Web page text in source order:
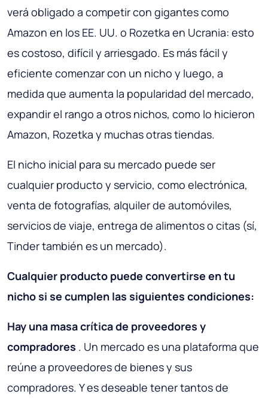
verá obligado a competir con gigantes como
Amazon en los EE. UU. o Rozetka en Ucrania: esto
es costoso, difícil y arriesgado. Es más fácil y
eficiente comenzar con un nicho y luego, a
medida que aumenta la popularidad del mercado,
expandir el rango a otros nichos, como lo hicieron
Amazon, Rozetka y muchas otras tiendas.
El nicho inicial para su mercado puede ser
cualquier producto y servicio, como electrónica,
venta de fotografías, alquiler de automóviles,
servicios de viaje, entrega de alimentos o citas (sí,
Tinder también es un mercado).
Cualquier producto puede convertirse en tu
nicho si se cumplen las siguientes condiciones:
Hay una masa crítica de proveedores y
compradores . Un mercado es una plataforma que
reúne a proveedores de bienes y sus
compradores. Y es deseable tener tantos de